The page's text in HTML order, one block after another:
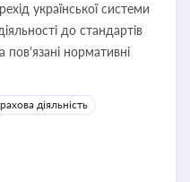
української системи
до стандартів
нормативні
діяльність